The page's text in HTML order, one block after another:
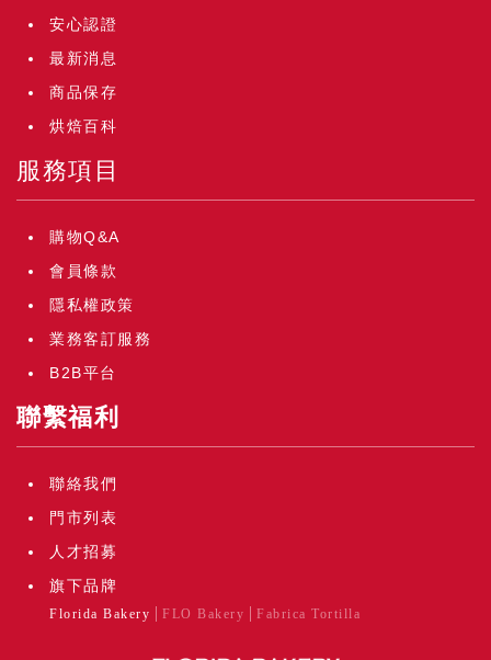
安心認證
最新消息
商品保存
烘焙百科
服務項目
購物Q&A
會員條款
隱私權政策
業務客訂服務
B2B平台
聯繫福利
聯絡我們
門市列表
人才招募
旗下品牌
Florida Bakery FLO Bakery Fabrica Tortilla